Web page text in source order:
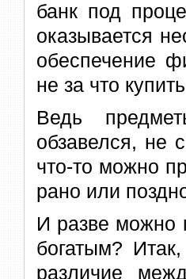
банк под
оказывается
обеспечение
не за что
Ведь
обзавелся, не
что-то можно
рано или
И разве можно
богатым?
различие